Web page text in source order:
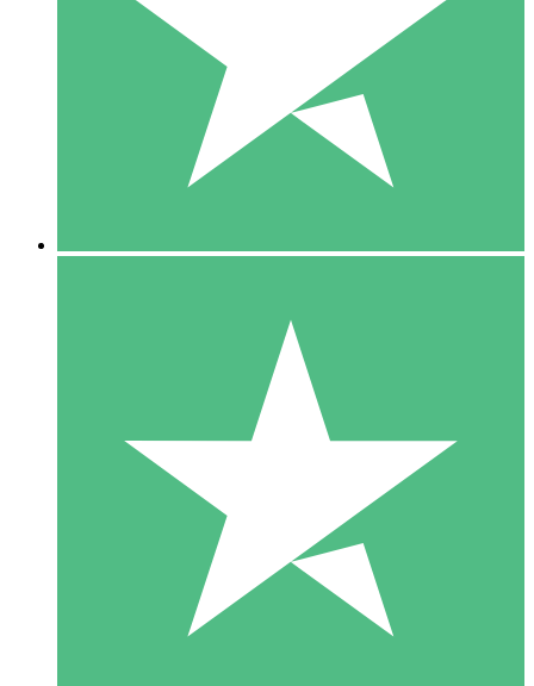
1000
10 Downloaden
20 00